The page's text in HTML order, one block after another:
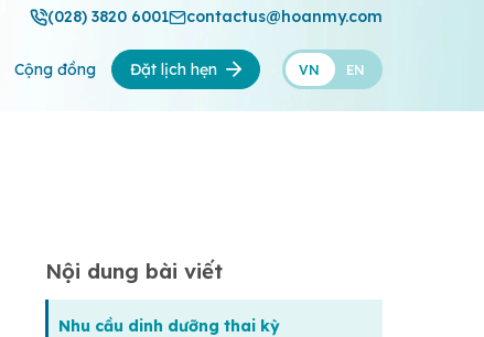
(028) 3820 6001 contactus@hoanmy.com
Cộng đồng Đặt lịch hẹn VN EN
Nội dung bài viết
Nhu cầu dinh dưỡng thai kỳ